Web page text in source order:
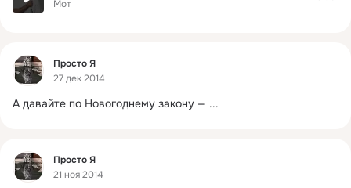
Мот
Фид
Просто Я
27 дек 2014
А давайте по Новогоднему закону — ...
Фид
Просто Я
21 ноя 2014